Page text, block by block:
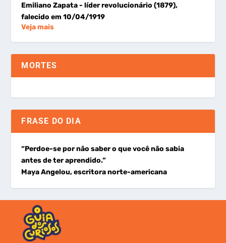
Emiliano Zapata- líder revolucionário (1879),
falecido em 10/04/1919
Veja mais
MORTES
FRASE DO DIA
“Perdoe-se por não saber o que você não sabia
antes de ter aprendido.”
Maya Angelou, escritora norte-americana